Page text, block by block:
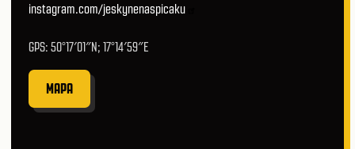
instagram.com/jeskynenaspicaku
GPS: 50°17′01″N; 17°14′59″E
MAPA